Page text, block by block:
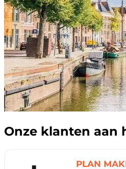
Onze klanten aan